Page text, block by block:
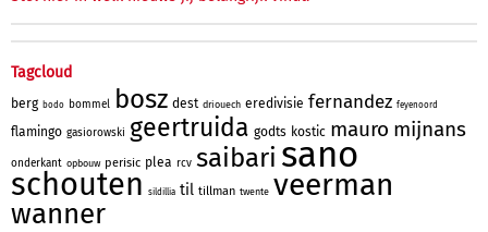
Tagcloud
berg bodo bommel bosz dest driouech eredivisie fernandez feyenoord
flamingo gasiorowski geertruida godts kostic mauro mijnans
onderkant opbouw perisic plea rcv saibari sano
schouten sildillia til tillman twente veerman
wanner